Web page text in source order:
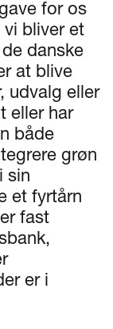
for os
vi bliver et
danske
at blive
udvalg eller
eller har
både
grøn
sin
et fyrtårn
fast
er i